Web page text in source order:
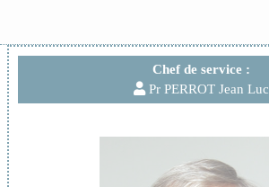
Chef de service :
Pr PERROT Jean Luc